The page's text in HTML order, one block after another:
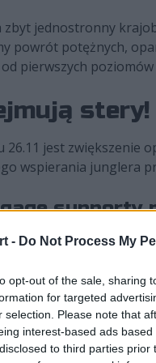
- Do Not Process My
opt-out of the sale, sharing
for targeted
selection. Please note that
interest-based ads
to third parties
jednostronny
powrót potężnych,
pierwszych
stery!
jest zwiększenie
wspierania junglera
supporty
questów,
wartość ekonomiczną,
na lane.
odmienią